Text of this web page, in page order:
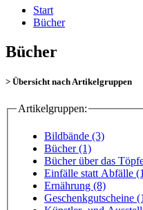
Start
Bücher
Bücher
> Übersicht nach Artikelgruppen
Artikelgruppen:
Bildbände (3)
Bücher (1)
Bücher über das
Einfälle statt Abfälle
Ernährung (8)
Geschenkgutscheine